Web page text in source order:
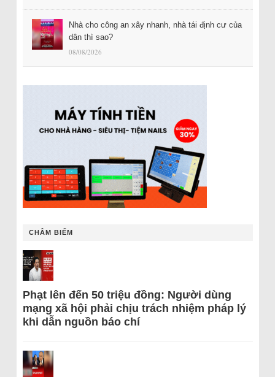
Nhà cho công an xây nhanh, nhà tái định cư của
dân thì sao?
08/08/2026
CHÂM BIẾM
Phạt lên đến 50 triệu đồng: Người dùng
mạng xã hội phải chịu trách nhiệm pháp lý
khi dẫn nguồn báo chí